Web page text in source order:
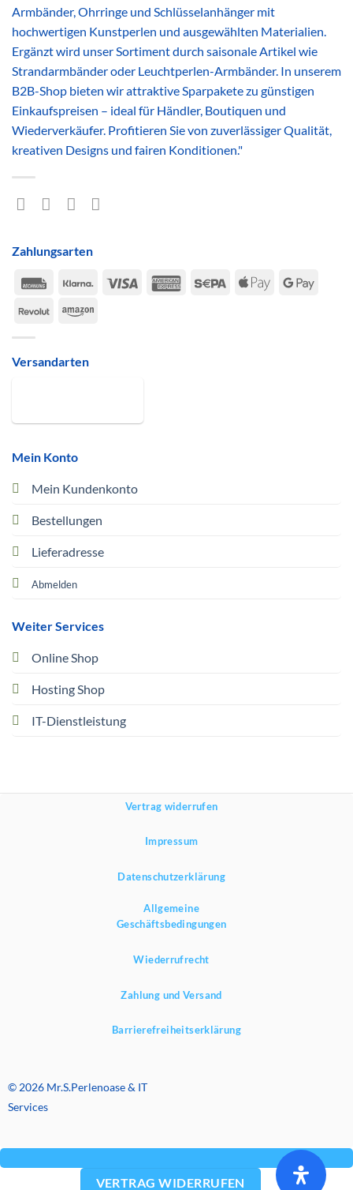
Armbänder, Ohrringe und Schlüsselanhänger mit
hochwertigen Kunstperlen und ausgewählten Materialien.
Ergänzt wird unser Sortiment durch saisonale Artikel wie
Strandarmbänder oder Leuchtperlen-Armbänder. In unserem
B2B-Shop bieten wir attraktive Sparpakete zu günstigen
Einkaufspreisen – ideal für Händler, Boutiquen und
Wiederverkäufer. Profitieren Sie von zuverlässiger Qualität,
kreativen Designs und fairen Konditionen."
Mein Konto
Mein Kundenkonto
Bestellungen
Lieferadresse
Abmelden
Weiter Services
Online Shop
Hosting Shop
IT-Dienstleistung
Zahlungsarten
Rechung
Klarna Visa
American Sepa
Apple
Google
RevolutAmazon
Versandarten
Vertrag widerrufen
Impressum
Datenschutzerklärung
Allgemeine
Geschäftsbedingungen
Wiederrufrecht
Zahlung und Versand
Barrierefreiheitserklärung
© 2026 Mr.S.Perlenoase & IT
Services
VERTRAG WIDERRUFEN